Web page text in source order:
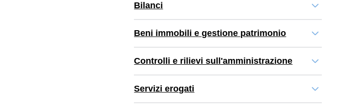
Bilanci
Beni immobili e gestione patrimonio
Controlli e rilievi sull'amministrazione
Servizi erogati